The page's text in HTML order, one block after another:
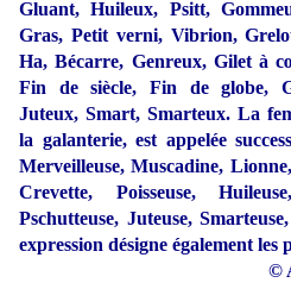
Gluant, Huileux, Psitt,
Gras, Petit verni, Vibrion,
Ha, Bécarre, Genreux, Gilet à
Fin de siècle, Fin de globe,
Juteux, Smart, Smarteux. La
la galanterie, est appelée
Merveilleuse, Muscadine,
Crevette, Poisseuse,
Pschutteuse, Juteuse,
expression désigne également les
©